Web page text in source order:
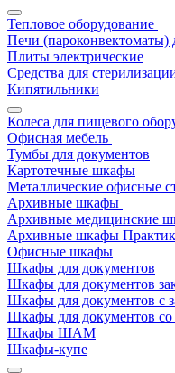
Тепловое оборудование
Печи (пароконвектоматы)
Плиты электрические
Средства для
Кипятильники
Колеса для пищевого
Офисная мебель
Тумбы для документов
Картотечные шкафы
Металлические офисные
Архивные шкафы
Архивные медицинские
Архивные шкафы Практик
Офисные шкафы
Шкафы для документов
Шкафы для документов
Шкафы для документов с
Шкафы для документов со
Шкафы ШАМ
Шкафы-купе